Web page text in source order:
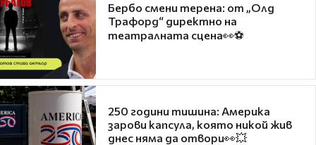
Бербо смени терена: от „Олд
Трафорд“ директно на
театралната сцена👀⚽
250 години тишина: Америка
зарови капсула, която никой жив
днес няма да отвори👀💥